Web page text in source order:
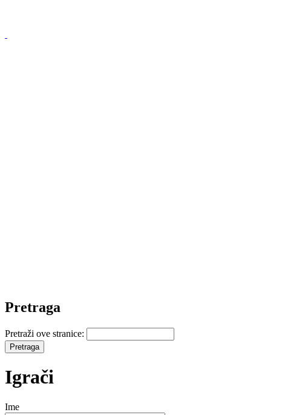
Pretraga
Pretraži ove stranice:
Igrači
Ime